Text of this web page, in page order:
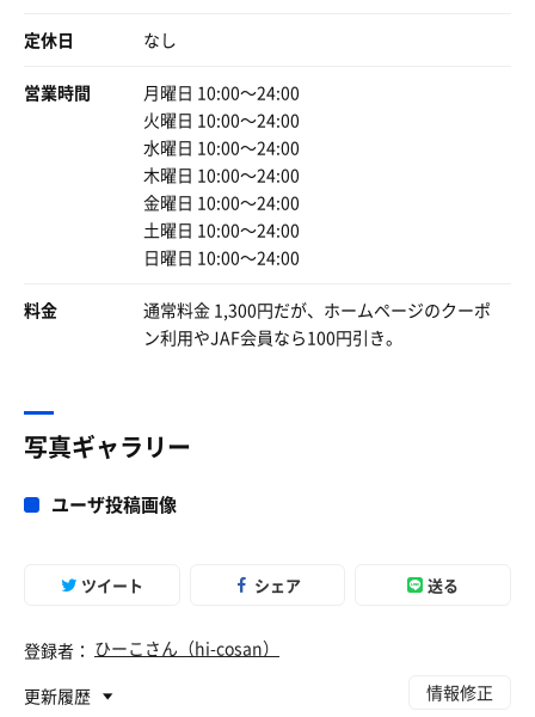
フレームを変更して撮影
泥顔で何度か入浴して
面白さと楽しさで充分満足出来た
湯上がり後は、休憩スペースに
畳の上で横になり寛ぎつつ
外気浴をしに外に出るとハンモックもあり
飲泉水が無料で飲めるのはありがたった
定休日 なし
営業時間
月曜日 10:00〜24:00
火曜日 10:00〜24:00
水曜日 10:00〜24:00
木曜日 10:00〜24:00
金曜日 10:00〜24:00
土曜日 10:00〜24:00
日曜日 10:00〜24:00
料金
通常料金 1,300円だが、ホームページのクーポ
ン利用やJAF会員なら100円引き。
写真ギャラリー
ユーザ投稿画像
ツイート シェア 送る
登録者： ひーこさん（hi-cosan）
更新履歴
情報修正